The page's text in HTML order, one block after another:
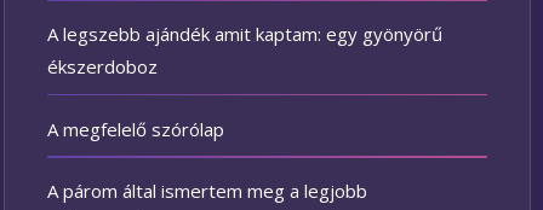
A legszebb ajándék amit kaptam: egy gyönyörű
ékszerdoboz
A megfelelő szórólap
A párom által ismertem meg a legjobb